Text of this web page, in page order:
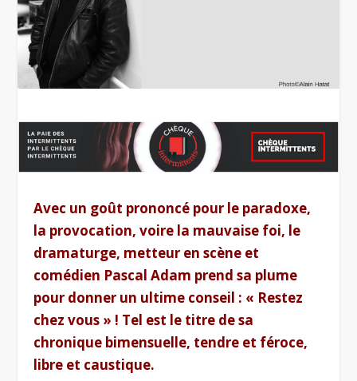
Avec un goût prononcé pour le paradoxe,
la provocation, voire la mauvaise foi, le
dramaturge, metteur en scène et
comédien Pascal Adam prend sa plume
pour donner un ultime conseil : « Restez
chez vous » ! Tel est le titre de sa
chronique bimensuelle, tendre et féroce,
libre et caustique.